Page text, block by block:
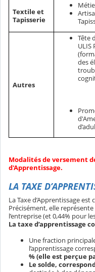
Textile et
Tapisserie
Autres
Tête
ULIS
des
Modalités de versement
d'Apprentissage.
LA TAXE
La Taxe d’Apprentissage est
Précisément, elle
l’entreprise (et 0,44% pour
La taxe d’apprentissage
Une fraction
l’apprentissage
% (elle est perçue
Le solde,